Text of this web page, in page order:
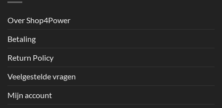
Over Shop4Power
Betaling
Return Policy
Veelgestelde vragen
Mijn account